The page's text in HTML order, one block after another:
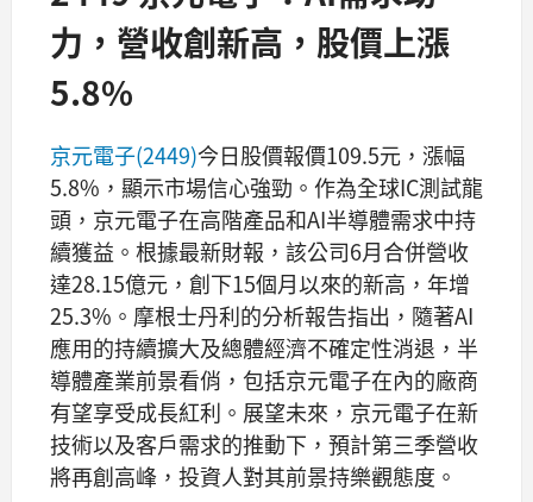
力，營收創新高，股價上漲
5.8%
京元電子(2449)今日股價報價109.5元，漲幅
5.8%，顯示市場信心強勁。作為全球IC測試龍
頭，京元電子在高階產品和AI半導體需求中持
續獲益。根據最新財報，該公司6月合併營收
達28.15億元，創下15個月以來的新高，年增
25.3%。摩根士丹利的分析報告指出，隨著AI
應用的持續擴大及總體經濟不確定性消退，半
導體產業前景看俏，包括京元電子在內的廠商
有望享受成長紅利。展望未來，京元電子在新
技術以及客戶需求的推動下，預計第三季營收
將再創高峰，投資人對其前景持樂觀態度。